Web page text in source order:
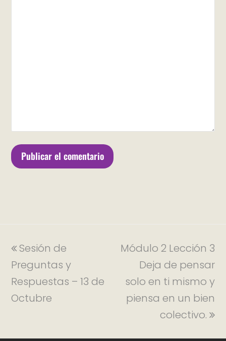
Sesión de
Preguntas y
Respuestas – 13 de
Octubre
Módulo 2 Lección 3
Deja de pensar
solo en ti mismo y
piensa en un bien
colectivo.